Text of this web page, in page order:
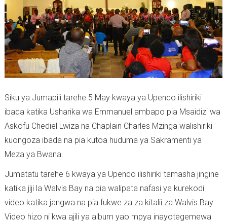
Siku ya Jumapili tarehe 5 May kwaya ya Upendo ilishiriki
ibada katika Usharika wa Emmanuel ambapo pia Msaidizi wa
Askofu Chediel Lwiza na Chaplain Charles Mzinga walishiriki
kuongoza ibada na pia kutoa huduma ya Sakramenti ya
Meza ya Bwana.
Jumatatu tarehe 6 kwaya ya Upendo ilishiriki tamasha jingine
katika jiji la Walvis Bay na pia walipata nafasi ya kurekodi
video katika jangwa na pia fukwe za za kitalii za Walvis Bay.
Video hizo ni kwa ajili ya album yao mpya inayotegemewa